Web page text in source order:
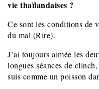
vie thaïlandaises ?
Ce sont les conditions de
du mal (Rire).
J’ai toujours aimée les
longues séances de
suis comme un poisson